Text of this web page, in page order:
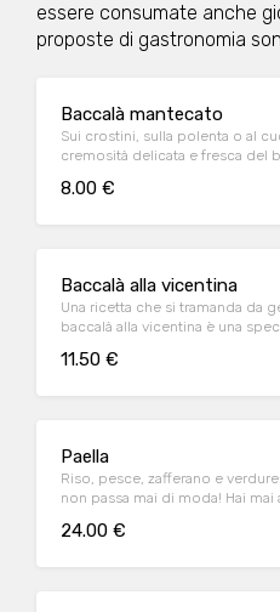
essere consumate anche
proposte di gastronomia
Baccalà mantecato
Sui crostini, sulla polenta o al
cremosità delicata e fresca del
8.00 €
Baccalà alla vicentina
Una ricetta che si tramanda da
baccalà alla vicentina è una
11.50 €
Paella
Riso, pesce, zafferano e
non passa mai di moda! Hai mai
24.00 €